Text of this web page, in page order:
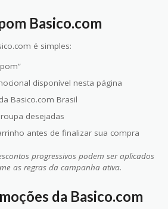
Basico.com
é simples:
disponível nesta página
Basico.com Brasil
desejadas
antes de finalizar sua compra
progressivos podem ser aplicados
as regras da campanha ativa.
da Basico.com